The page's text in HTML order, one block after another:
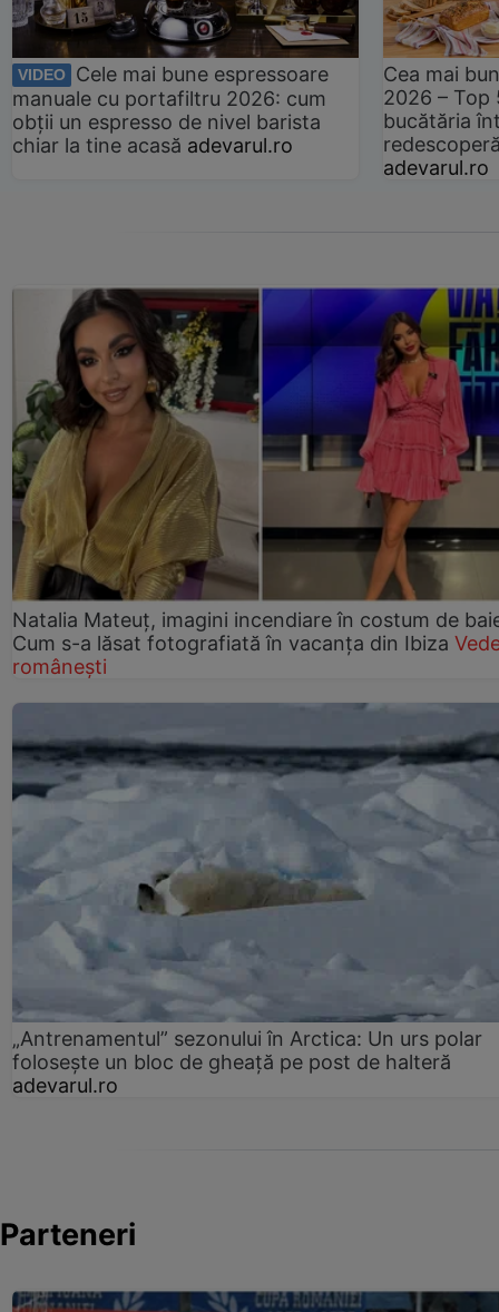
VIDEO
Cele mai bune espressoare
manuale cu portafiltru 2026: cum
obții un espresso de nivel barista
chiar la tine acasă adevarul.ro
Cea mai
2026 –
bucătăria
adevarul.ro
Natalia Mateuț, imagini incendiare în costum de
Cum s-a lăsat fotografiată în vacanța din Ibiza
românești
„Antrenamentul” sezonului în Arctica: Un urs polar
folosește un bloc de gheață pe post de halteră
adevarul.ro
Parteneri